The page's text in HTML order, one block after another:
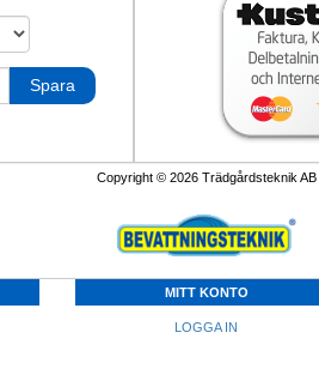
Spara
Copyright © 2026 Trädgårdsteknik AB
MITT KONTO
LOGGA IN